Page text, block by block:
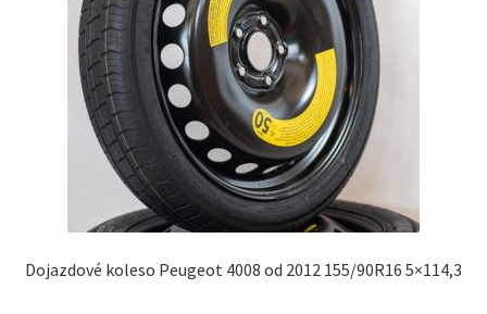
Dojazdové koleso Peugeot 4008 od 2012 155/90R16 5×114,3